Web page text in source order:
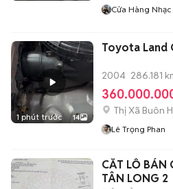
Cửa Hàng Nhạc
1 phút trước 14
Toyota Land
2004 286.181
Thị Xã Buôn
Lê Trọng Phan
CẮT LỖ BÁN
TÂN LONG 2